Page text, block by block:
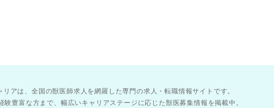
アは、全国の獣医師求人を網羅した専門の求人・転職情報サイトです。
験豊富な方まで、幅広いキャリアステージに応じた獣医募集情報を掲載中。